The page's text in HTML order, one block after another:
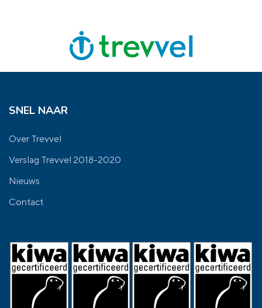
SNEL NAAR
Over Trevvel
Verslag Trevvel 2018-2020
Nieuws
Contact